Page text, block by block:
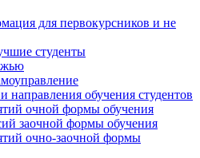
для первокурсников и не
студенты
направления обучения студентов
очной формы обучения
заочной формы обучения
очно-заочной формы